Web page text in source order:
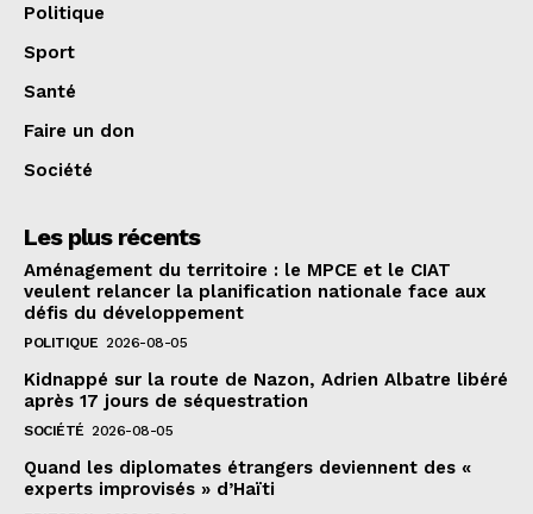
Politique
Sport
Santé
Faire un don
Société
Les plus récents
Aménagement du territoire : le MPCE et le CIAT
veulent relancer la planification nationale face aux
défis du développement
POLITIQUE 2026-08-05
Kidnappé sur la route de Nazon, Adrien Albatre libéré
après 17 jours de séquestration
SOCIÉTÉ 2026-08-05
Quand les diplomates étrangers deviennent des «
experts improvisés » d’Haïti